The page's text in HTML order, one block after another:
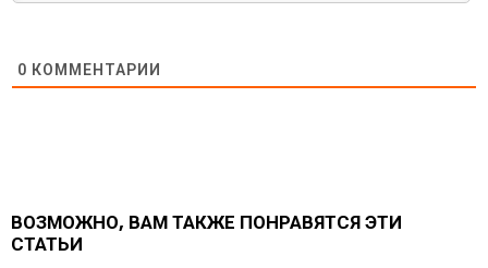
0 КОММЕНТАРИИ
ВОЗМОЖНО, ВАМ ТАКЖЕ ПОНРАВЯТСЯ ЭТИ
СТАТЬИ